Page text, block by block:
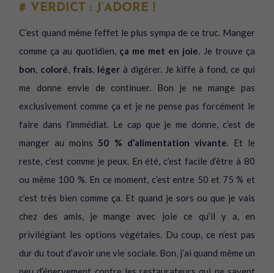
# VERDICT : J’ADORE !
C’est quand même l’effet le plus sympa de ce truc. Manger
comme ça au quotidien, ça me met en joie . Je trouve ça
bon coloré frais léger à digérer. Je kiffe à fond, ce qui
me donne envie de continuer. Bon je ne mange pas
exclusivement comme ça et je ne pense pas forcément le
faire dans l’immédiat. Le cap que je me donne, c’est de
manger au moins 50 % d’alimentation vivante . Et le
reste, c’est comme je peux. En été, c’est facile d’être à 80
ou même 100 %. En ce moment, c’est entre 50 et 75 % et
c’est très bien comme ça. Et quand je sors ou que je vais
chez des amis, je mange avec joie ce qu’il y a, en
privilégiant les options végétales. Du coup, ce n’est pas
dur du tout d’avoir une vie sociale. Bon, j’ai quand même un